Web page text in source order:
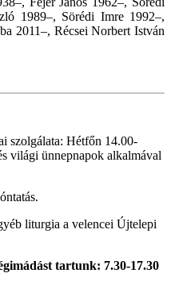
1989–, Sörédi Imre 1992–,
2011–, Récsei Norbert István
szolgálata: Hétfőn 14.00-
világi ünnepnapok alkalmával
liturgia a velencei Újtelepi
tartunk: 7.30-17.30